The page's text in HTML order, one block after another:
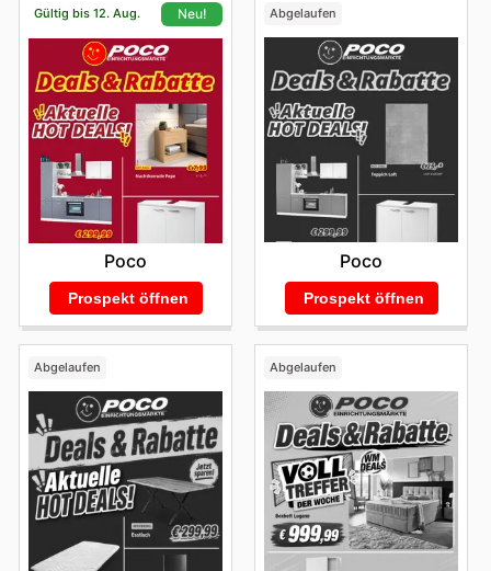
Gültig bis 12. Aug. Neu!
Poco
Prospekt öffnen
Abgelaufen
Poco
Prospekt öffnen
Abgelaufen Abgelaufen